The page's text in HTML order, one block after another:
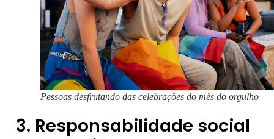
Pessoas desfrutando das celebrações do mês do orgulho
3. Responsabilidade social